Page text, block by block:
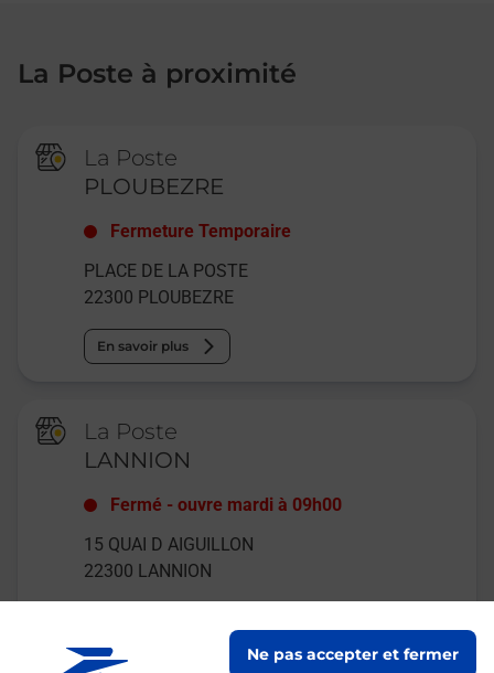
Ne pas accepter et fermer
La Poste à proximité
La Poste
PLOUBEZRE
Fermeture Temporaire
PLACE DE LA POSTE
22300 PLOUBEZRE
En savoir plus
La Poste
LANNION
Fermé -ouvre mardi à 09h00
15 QUAI D AIGUILLON
22300 LANNION